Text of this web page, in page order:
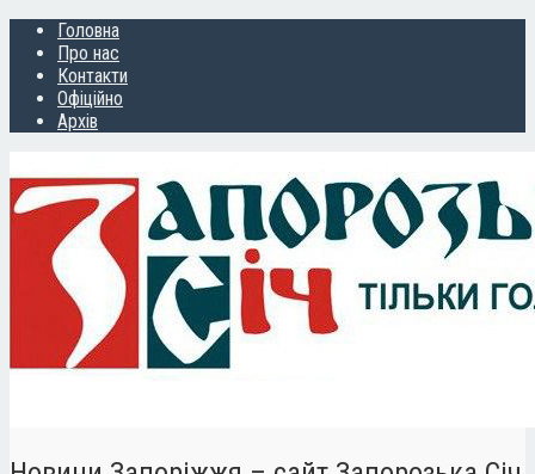
Головна
Про нас
Контакти
Офіційно
Архів